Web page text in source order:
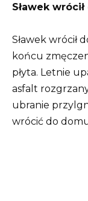
Sławek
Sławek wrócił
końcu
płyta. Letnie
asfalt
ubranie
wrócić do